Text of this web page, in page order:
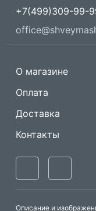
+7(499)309-99-
О магазине
Оплата
Доставка
Контакты
Описание и